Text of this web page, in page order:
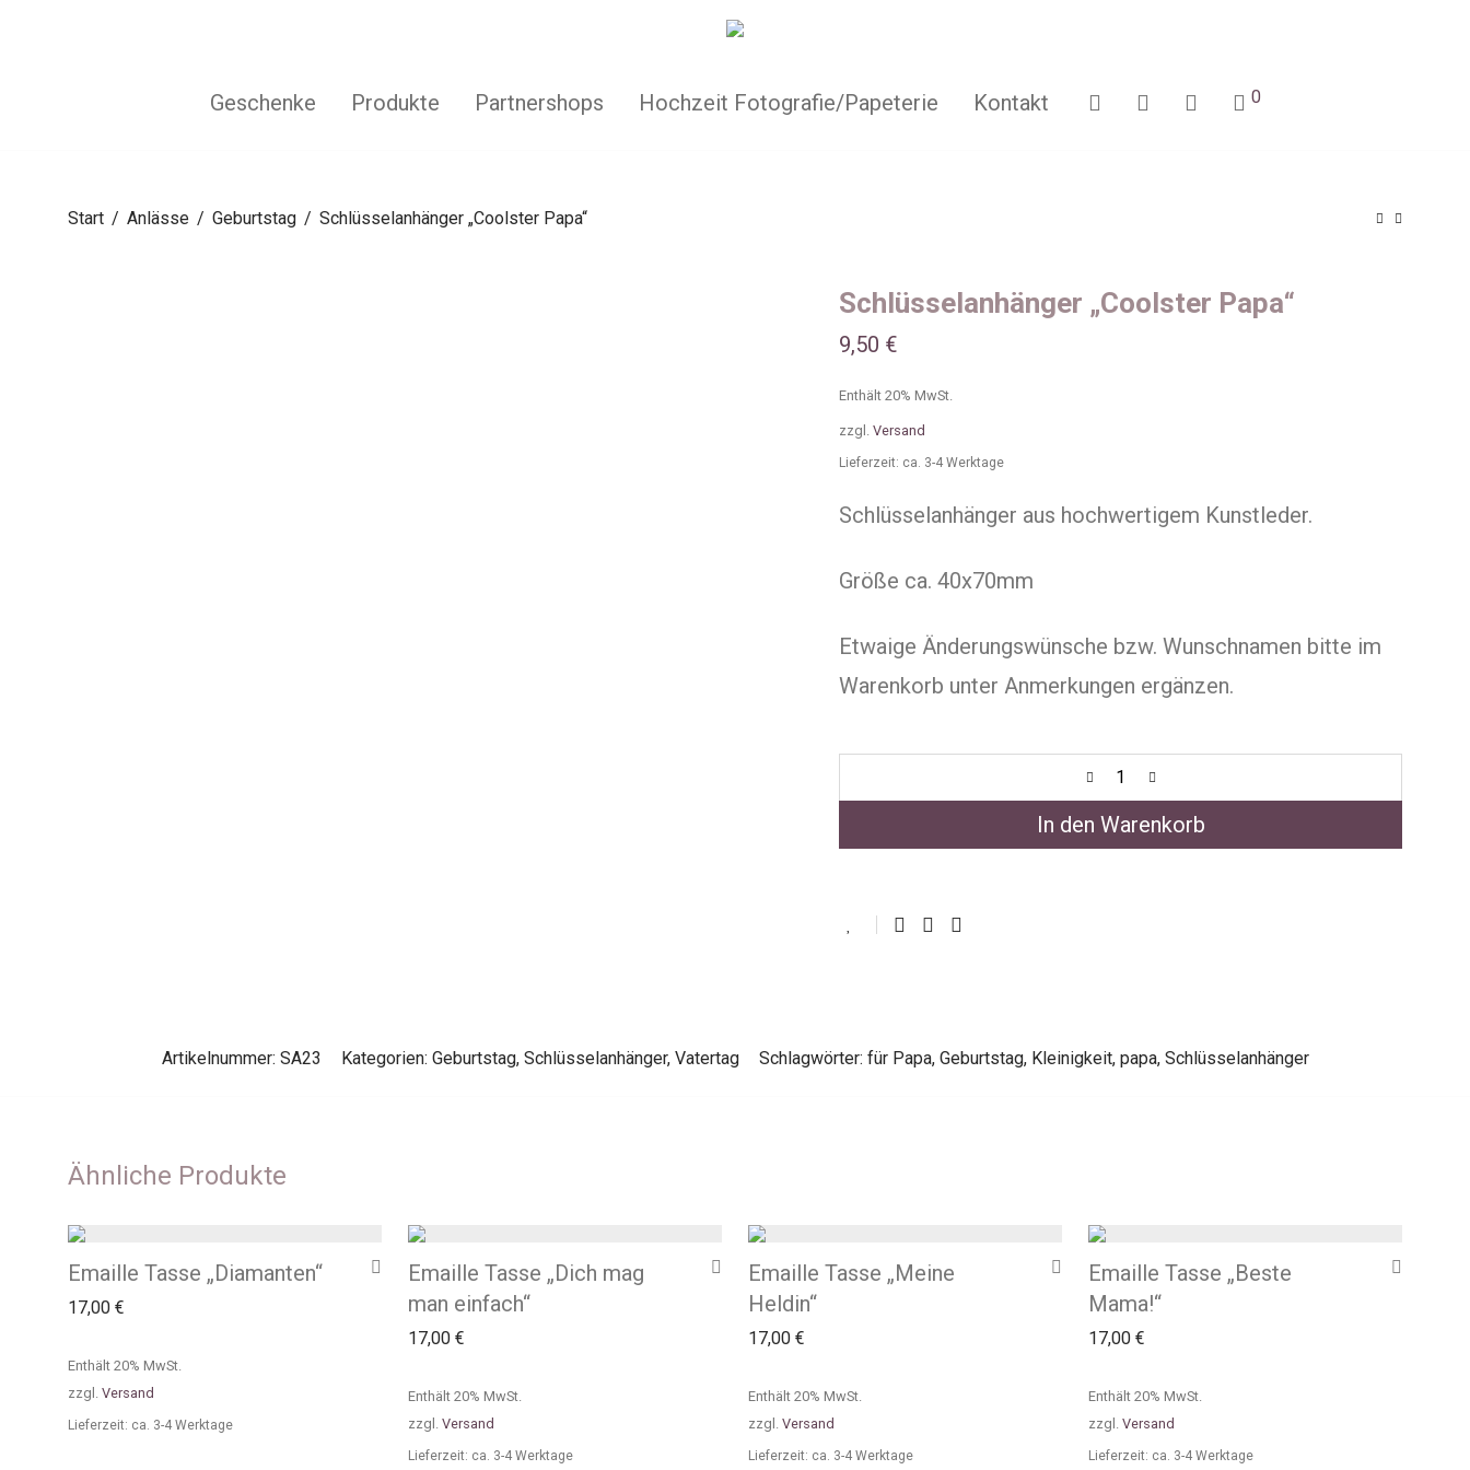
Geschenke Produkte Partnershops Hochzeit Fotografie/Papeterie Kontakt 0
Start / Anlässe / Geburtstag / Schlüsselanhänger „Coolster Papa“
Schlüsselanhänger „Coolster Papa“
9,50 €
Enthält 20% MwSt.
zzgl. Versand
Lieferzeit: ca. 3-4 Werktage
Schlüsselanhänger aus hochwertigem Kunstleder.
Größe ca. 40x70mm
Etwaige Änderungswünsche bzw. Wunschnamen bitte im
Warenkorb unter Anmerkungen ergänzen.
In den Warenkorb
Artikelnummer: SA23 Kategorien: Geburtstag, Schlüsselanhänger, Vatertag Schlagwörter: für Papa, Geburtstag, Kleinigkeit, papa, Schlüsselanhänger
Ähnliche Produkte
Emaille Tasse „Diamanten“
17,00 €
Enthält 20% MwSt.
zzgl. Versand
Lieferzeit: ca. 3-4 Werktage
Emaille Tasse „Dich mag
man einfach“
17,00 €
Enthält 20% MwSt.
zzgl. Versand
Lieferzeit: ca. 3-4 Werktage
Emaille Tasse „Meine
Heldin“
17,00 €
Enthält 20% MwSt.
zzgl. Versand
Lieferzeit: ca. 3-4 Werktage
Emaille Tasse „Beste
Mama!“
17,00 €
Enthält 20% MwSt.
zzgl. Versand
Lieferzeit: ca. 3-4 Werktage